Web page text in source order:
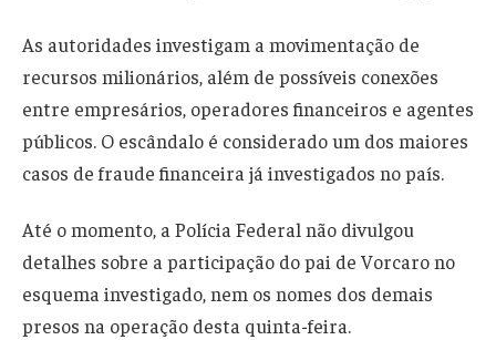
As autoridades investigam a movimentação de
recursos milionários, além de possíveis conexões
entre empresários, operadores financeiros e agentes
públicos. O escândalo é considerado um dos maiores
casos de fraude financeira já investigados no país.
Até o momento, a Polícia Federal não divulgou
detalhes sobre a participação do pai de Vorcaro no
esquema investigado, nem os nomes dos demais
presos na operação desta quinta-feira.